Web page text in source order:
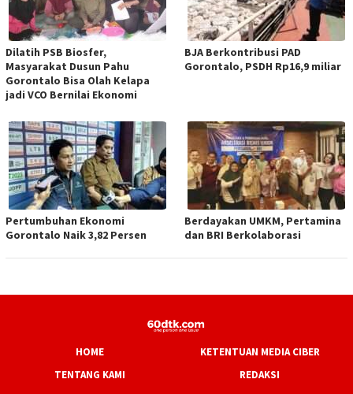
Dilatih PSB Biosfer,
Masyarakat Dusun Pahu
Gorontalo Bisa Olah Kelapa
jadi VCO Bernilai Ekonomi
BJA Berkontribusi PAD
Gorontalo, PSDH Rp16,9 miliar
Pertumbuhan Ekonomi
Gorontalo Naik 3,82 Persen
Berdayakan UMKM, Pertamina
dan BRI Berkolaborasi
HOME
KETENTUAN MEDIA CIBER
TENTANG KAMI
REDAKSI